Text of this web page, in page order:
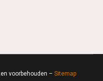
voorbehouden – Sitemap